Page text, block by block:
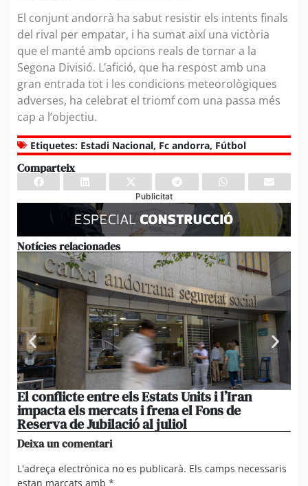
El conjunt andorrà ha sabut resistir els intents finals
del rival per empatar, i ha sumat així una victòria
que el manté amb opcions reals de tornar a la
Segona Divisió. L’afició, que ha respost amb una
gran entrada tot i les condicions meteorològiques
adverses, ha celebrat el triomf com una passa més
cap a l’objectiu.
Etiquetes: Estadi Nacional, Fc andorra, Fútbol
Comparteix
Publicitat
Notícies relacionades
El conflicte entre els Estats Units i l’Iran
impacta els mercats i frena el Fons de
Reserva de Jubilació al juliol
Deixa un comentari
L'adreça electrònica no es publicarà. Els camps necessaris
estan marcats amb *